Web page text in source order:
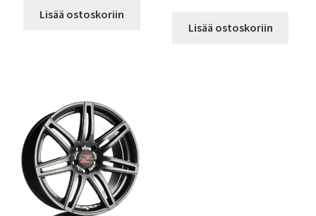
Lisää ostoskoriin
Lisää ostoskoriin